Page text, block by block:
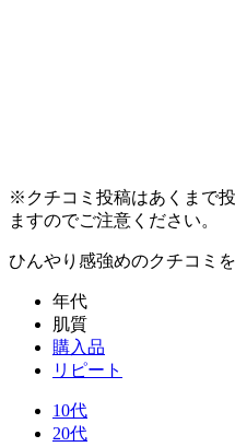
※クチコミ投稿はあくまで
ますのでご注意ください。
ひんやり感強めのクチコミ
年代
肌質
購入品
リピート
10代
20代